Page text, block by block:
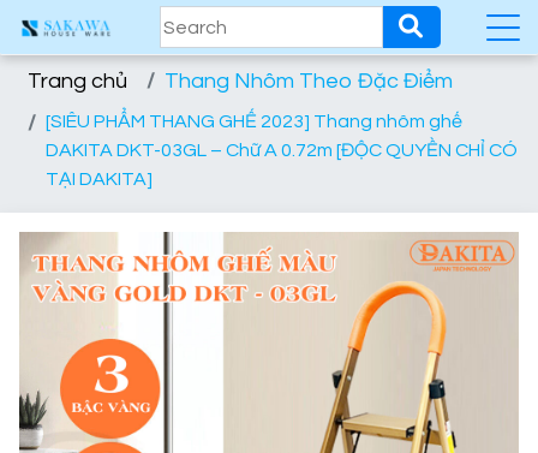
Trang chủ Thang Nhôm Theo Đặc Điểm
[SIÊU PHẨM THANG GHẾ 2023] Thang nhôm ghế
DAKITA DKT-03GL – Chữ A 0.72m [ĐỘC QUYỀN CHỈ CÓ
TẠI DAKITA]